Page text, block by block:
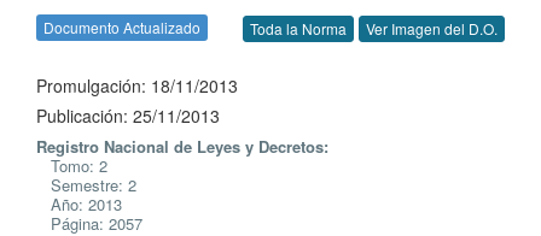
Documento Actualizado Toda la Norma Ver Imagen del D.O.
Promulgación: 18/11/2013
Publicación: 25/11/2013
Registro Nacional de Leyes y Decretos:
Tomo: 2
Semestre: 2
Año: 2013
Página: 2057